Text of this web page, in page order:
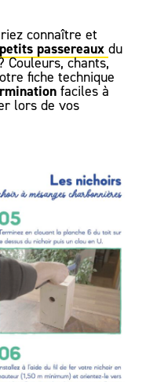
connaître et
passereaux du
Couleurs, chants,
fiche technique
faciles à
lors de vos